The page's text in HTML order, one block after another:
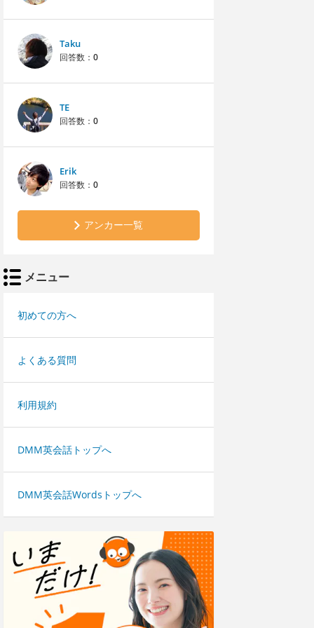
Taku
回答数： 0
TE
回答数： 0
Erik
回答数： 0
アンカー一覧
メニュー
初めての方へ
よくある質問
利用規約
DMM英会話トップへ
DMM英会話Wordsトップへ